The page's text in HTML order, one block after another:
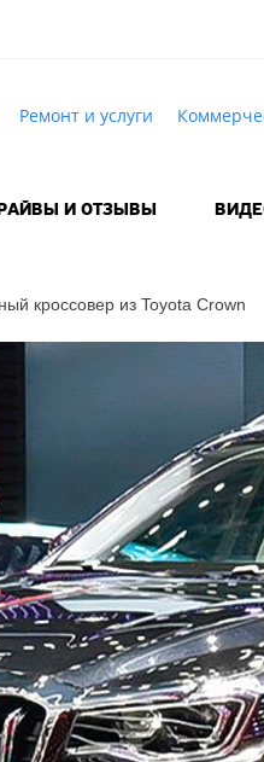
Ремонт и услуги
И ОТЗЫВЫ
кроссовер из Toyota Crown